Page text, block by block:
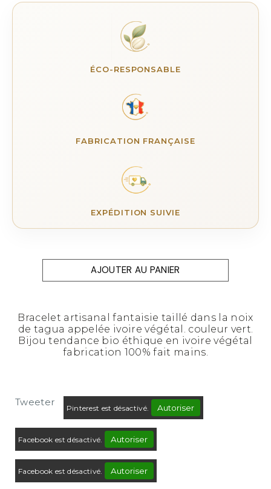
ÉCO-RESPONSABLE
FABRICATION FRANÇAISE
EXPÉDITION SUIVIE
AJOUTER AU PANIER
Bracelet artisanal fantaisie taillé dans la noix
de tagua appelée ivoire végétal. couleur vert.
Bijou tendance bio éthique en ivoire végétal
fabrication 100% fait mains.
Tweeter
Pinterest est désactivé. Autoriser
Facebook est désactivé. Autoriser
Facebook est désactivé. Autoriser